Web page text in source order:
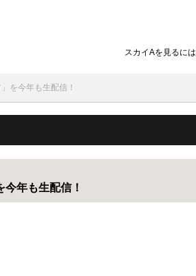
スカイAを見るには
を今年も生配信！
年も生配信！